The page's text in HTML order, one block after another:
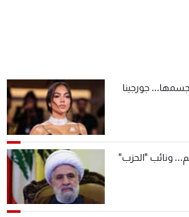
جسمها... جورجينا
ونائب "الحزب"